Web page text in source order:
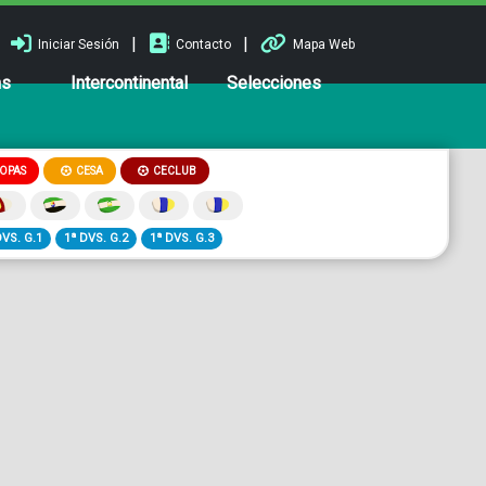
Iniciar Sesión | Contacto | Mapa Web
Intercontinental Selecciones
CESA CECLUB
G.1 1ª DVS. G.2 1ª DVS. G.3